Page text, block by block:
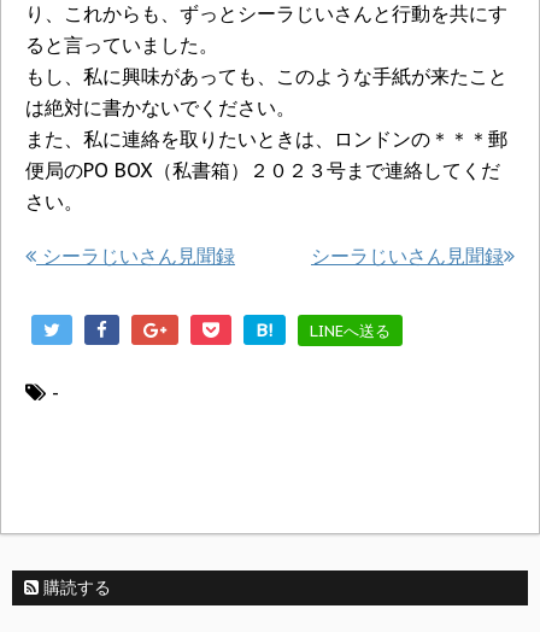
り、これからも、ずっとシーラじいさんと行動を共にす
ると言っていました。
もし、私に興味があっても、このような手紙が来たこと
は絶対に書かないでください。
また、私に連絡を取りたいときは、ロンドンの＊＊＊郵
便局のPO BOX（私書箱）２０２３号まで連絡してくだ
さい。
シーラじいさん見聞録
シーラじいさん見聞録
B! LINEへ送る
-
購読する